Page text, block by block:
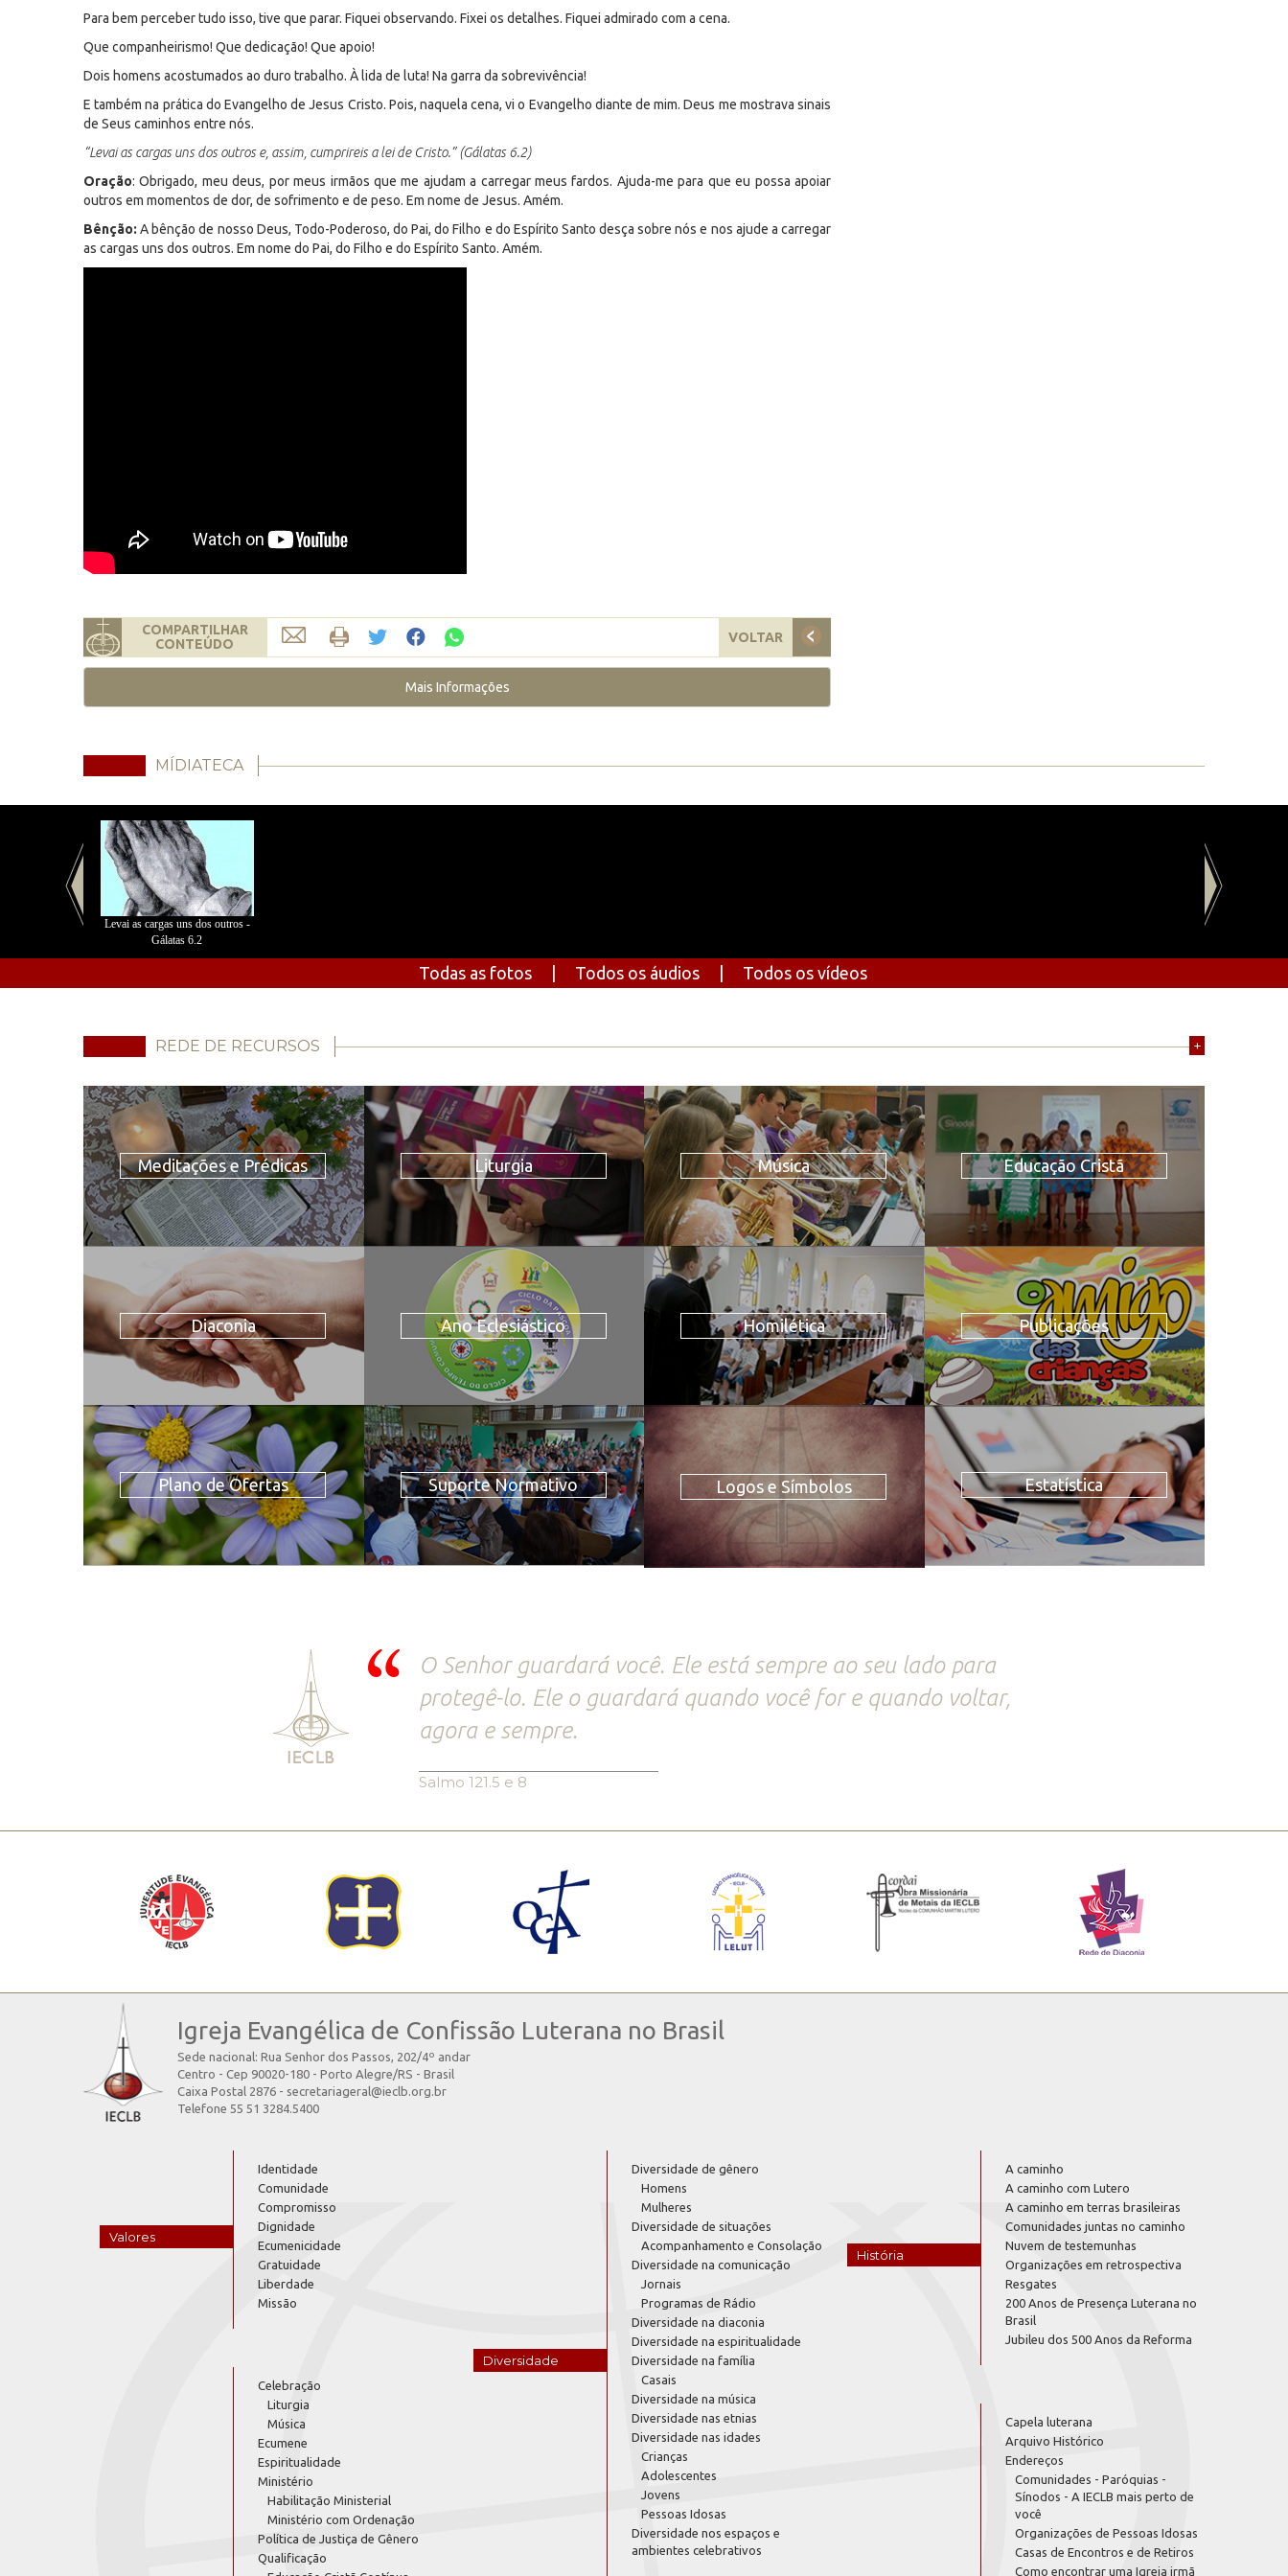
Para bem perceber tudo isso, tive que parar. Fiquei observando. Fixei os detalhes. Fiquei admirado com a cena.
Que companheirismo! Que dedicação! Que apoio!
Dois homens acostumados ao duro trabalho. À lida de luta! Na garra da sobrevivência!
E também na prática do Evangelho de Jesus Cristo. Pois, naquela cena, vi o Evangelho diante de mim. Deus me mostrava sinais
de Seus caminhos entre nós.
“Levai as cargas uns dos outros e, assim, cumprireis a lei de Cristo.” (Gálatas 6.2)
Oração: Obrigado, meu deus, por meus irmãos que me ajudam a carregar meus fardos. Ajuda-me para que eu possa apoiar
outros em momentos de dor, de sofrimento e de peso. Em nome de Jesus. Amém.
Bênção:A bênção de nosso Deus, Todo-Poderoso, do Pai, do Filho e do Espírito Santo desça sobre nós e nos ajude a carregar
as cargas uns dos outros. Em nome do Pai, do Filho e do Espírito Santo. Amém.
COMPARTILHAR
CONTEÚDO
VOLTAR
Mais Informações
MÍDIATECA
Levai as cargas uns dos outros -
Gálatas 6.2
Todas as fotos Todos os áudios Todos os vídeos
REDE DE RECURSOS +
Meditações e Prédicas Liturgia Música Educação Cristã
Diaconia Ano Eclesiástico Homilética Publicações
Plano de Ofertas Suporte Normativo Logos e Símbolos Estatística
O Senhor guardará você. Ele está sempre ao seu lado para
protegê-lo. Ele o guardará quando você for e quando voltar,
agora e sempre.
Salmo 121.5 e 8
Igreja Evangélica de Confissão Luterana no Brasil
Sede nacional: Rua Senhor dos Passos, 202/4º andar
Centro - Cep 90020-180 - Porto Alegre/RS - Brasil
Caixa Postal 2876 - secretariageral@ieclb.org.br
Telefone 55 51 3284.5400
Valores
Identidade
Comunidade
Compromisso
Dignidade
Ecumenicidade
Gratuidade
Liberdade
Missão
Celebração
Liturgia
Música
Ecumene
Espiritualidade
Ministério
Habilitação Ministerial
Ministério com Ordenação
Política de Justiça de Gênero
Qualificação
Diversidade
Diversidade de gênero
Homens
Mulheres
Diversidade de situações
Acompanhamento e Consolação
Diversidade na comunicação
Jornais
Programas de Rádio
Diversidade na diaconia
Diversidade na espiritualidade
Diversidade na família
Casais
Diversidade na música
Diversidade nas etnias
Diversidade nas idades
Crianças
Adolescentes
Jovens
Pessoas Idosas
Diversidade nos espaços e
ambientes celebrativos
História
A caminho
A caminho com Lutero
A caminho em terras brasileiras
Comunidades juntas no caminho
Nuvem de testemunhas
Organizações em retrospectiva
Resgates
200 Anos de Presença Luterana no
Brasil
Jubileu dos 500 Anos da Reforma
Capela luterana
Arquivo Histórico
Endereços
Comunidades - Paróquias -
Sínodos - A IECLB mais perto de
você
Organizações de Pessoas Idosas
Casas de Encontros e de Retiros
Como encontrar uma Igreja irmã